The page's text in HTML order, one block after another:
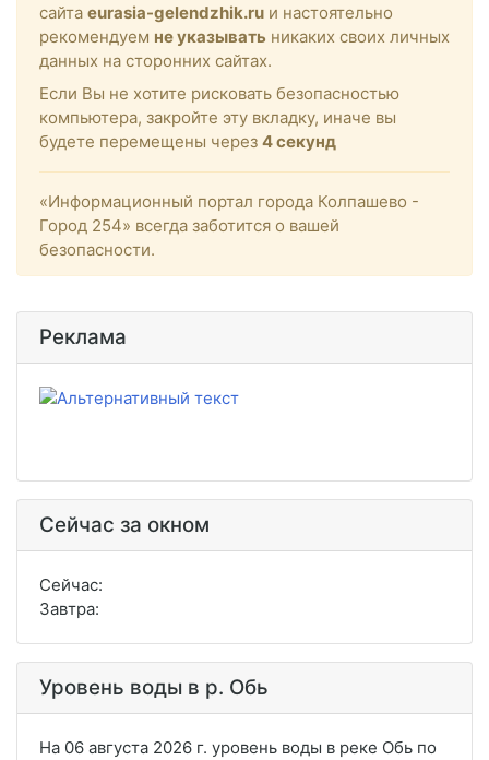
сайта eurasia-gelendzhik.ru и настоятельно
рекомендуем не указывать никаких своих личных
данных на сторонних сайтах.
Если Вы не хотите рисковать безопасностью
компьютера, закройте эту вкладку, иначе вы
будете перемещены через 4секунд
«Информационный портал города Колпашево -
Город 254» всегда заботится о вашей
безопасности.
Реклама
Сейчас за окном
Сейчас:
Завтра:
Уровень воды в р. Обь